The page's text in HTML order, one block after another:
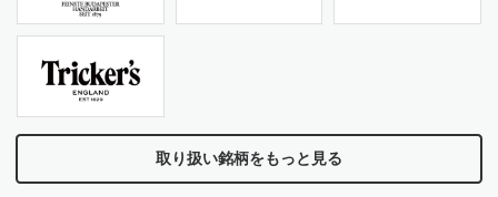
取り扱い銘柄をもっと見る